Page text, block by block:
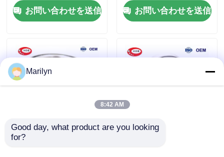
ニュース
場合
お問い合わせを送信
32008 0.115キログラ
ムのお問い合わせを送信
先を細くされた32009
Marilyn
8:42 AM
Good day, what product are you looking
for?